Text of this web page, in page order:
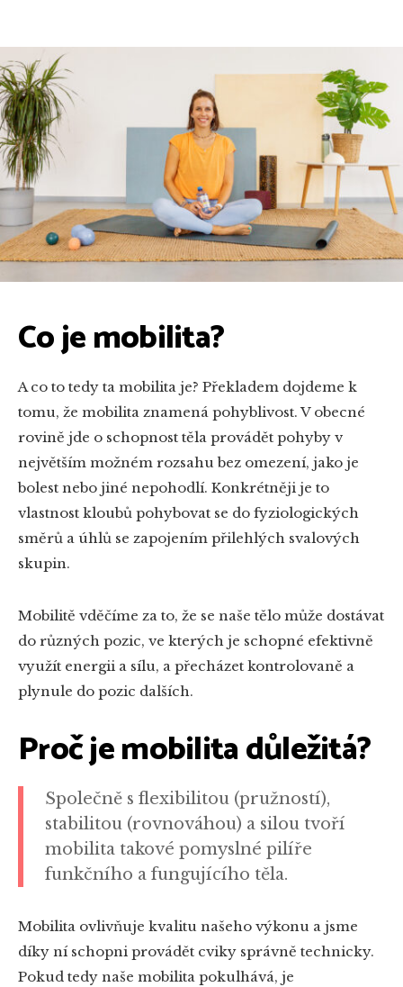
Co je mobilita?
A co to tedy ta mobilita je? Překladem dojdeme k
tomu, že mobilita znamená pohyblivost. V obecné
rovině jde o schopnost těla provádět pohyby v
největším možném rozsahu bez omezení, jako je
bolest nebo jiné nepohodlí. Konkrétněji je to
vlastnost kloubů pohybovat se do fyziologických
směrů a úhlů se zapojením přilehlých svalových
skupin.
Mobilitě vděčíme za to, že se naše tělo může dostávat
do různých pozic, ve kterých je schopné efektivně
využít energii a sílu, a přecházet kontrolovaně a
plynule do pozic dalších.
Proč je mobilita důležitá?
Společně s flexibilitou (pružností),
stabilitou (rovnováhou) a silou tvoří
mobilita takové pomyslné pilíře
funkčního a fungujícího těla.
Mobilita ovlivňuje kvalitu našeho výkonu a jsme
díky ní schopni provádět cviky správně technicky.
Pokud tedy naše mobilita pokulhává, je